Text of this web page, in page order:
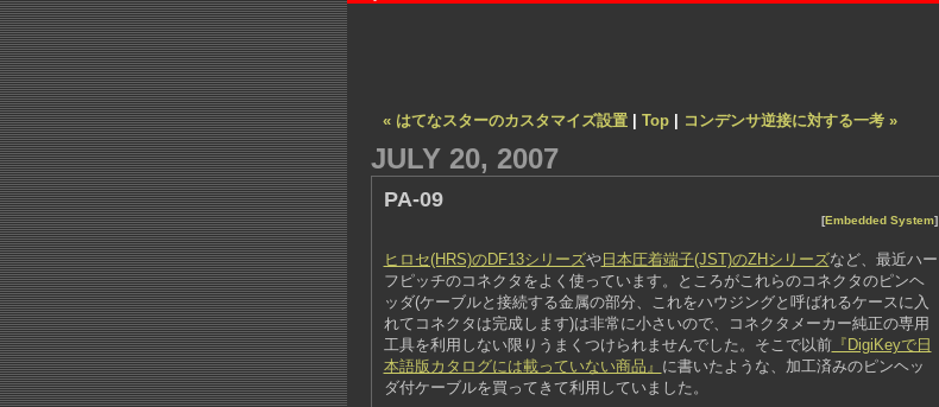
« はてなスターのカスタマイズ設置| Top| コンデンサ逆接に対する一考 »
JULY 20, 2007
PA-09
[Embedded System]
ヒロセ(HRS)のDF13シリーズや日本圧着端子(JST)のZHシリーズなど、最近ハー
フピッチのコネクタをよく使っています。ところがこれらのコネクタのピンヘ
ッダ(ケーブルと接続する金属の部分、これをハウジングと呼ばれるケースに入
れてコネクタは完成します)は非常に小さいので、コネクタメーカー純正の専用
工具を利用しない限りうまくつけられませんでした。そこで以前『DigiKeyで日
本語版カタログには載っていない商品』 に書いたような、加工済みのピンヘッ
ダ付ケーブルを買ってきて利用していました。